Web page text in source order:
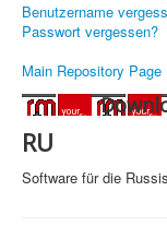
Benutzername
Passwort vergessen?
Main Repository Page
RU
Software für die